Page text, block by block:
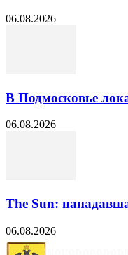
06.08.2026
В Подмосковье
06.08.2026
The Sun:
06.08.2026